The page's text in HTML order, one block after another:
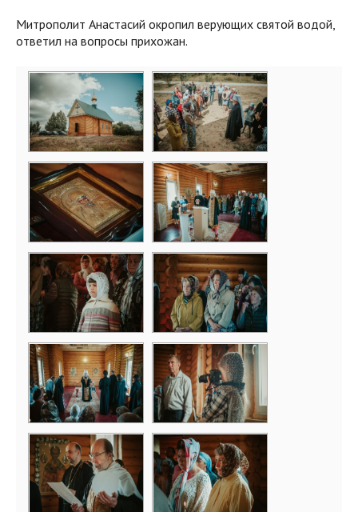
Митрополит Анастасий окропил верующих святой водой,
ответил на вопросы прихожан.